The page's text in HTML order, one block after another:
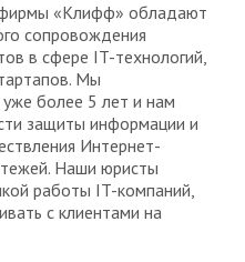
«Клифф» обладают
сопровождения
в сфере IT-технологий,
Мы
более 5 лет и нам
защиты информации и
Интернет-
Наши юристы
работы IT-компаний,
с клиентами на